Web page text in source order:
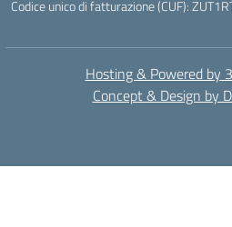
Codice unico di fatturazione (CUF):
Hosting & Powered by
Concept & Design by